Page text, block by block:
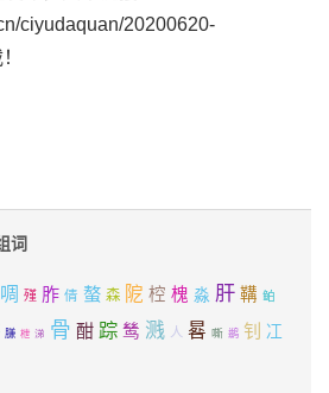
ciyudaquan/20200620-
词
啁 殣 胙 倩 螯 森 阸 椌 槐 淼 肝 鞲 鲌
膁 枻 涕 骨 酣 踪 鸶 溅 人 晷 嘶 鹚 钊 冮